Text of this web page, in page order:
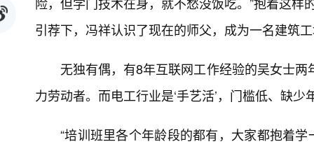
引荐下，冯祥认识了现在的师父，成为一名建筑
无独有偶，有8年互联网工作经验的吴女士
力劳动者。而电工行业是‘手艺活’，门槛低、缺
“培训班里各个年龄段的都有，大家都抱着